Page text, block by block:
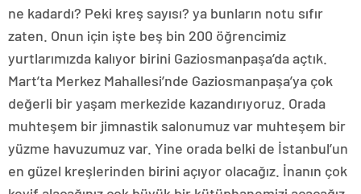
ne kadardı? Peki kreş sayısı? ya bunların notu sıfır
zaten. Onun için işte beş bin 200 öğrencimiz
yurtlarımızda kalıyor birini Gaziosmanpaşa’da açtık.
Mart’ta Merkez Mahallesi’nde Gaziosmanpaşa’ya çok
değerli bir yaşam merkezide kazandırıyoruz. Orada
muhteşem bir jimnastik salonumuz var muhteşem bir
yüzme havuzumuz var. Yine orada belki de İstanbul’un
en güzel kreşlerinden birini açıyor olacağız. İnanın çok